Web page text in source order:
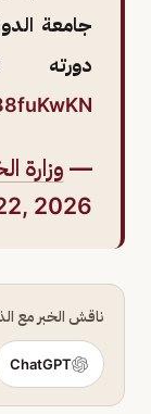
جامعة
دورته
— وزارة
2026
ناقش الخبر مع
ChatGPT